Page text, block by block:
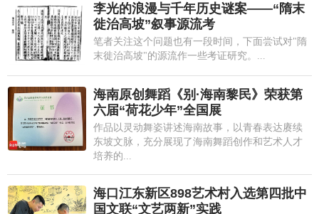
李光的浪漫与千年历史谜案——“隋末
徙治高坡”叙事源流考
笔者关注这个问题也有一段时间，下面尝试对"隋
末徙治高坡"的源流作一些考证研究。...
海南原创舞蹈《别·海南黎民》荣获第
六届“荷花少年”全国展
作品以灵动舞姿讲述海南故事，以青春表达赓续
东坡文脉，充分展现了海南舞蹈创作和艺术人才
培养的...
海口江东新区898艺术村入选第四批中
国文联“文艺两新”实践